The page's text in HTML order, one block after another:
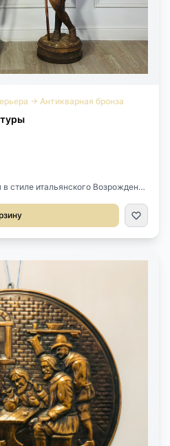
→ Антикварная бронза
стиле итальянского Возрождения
см. Высота 155 см. Цена за пару.